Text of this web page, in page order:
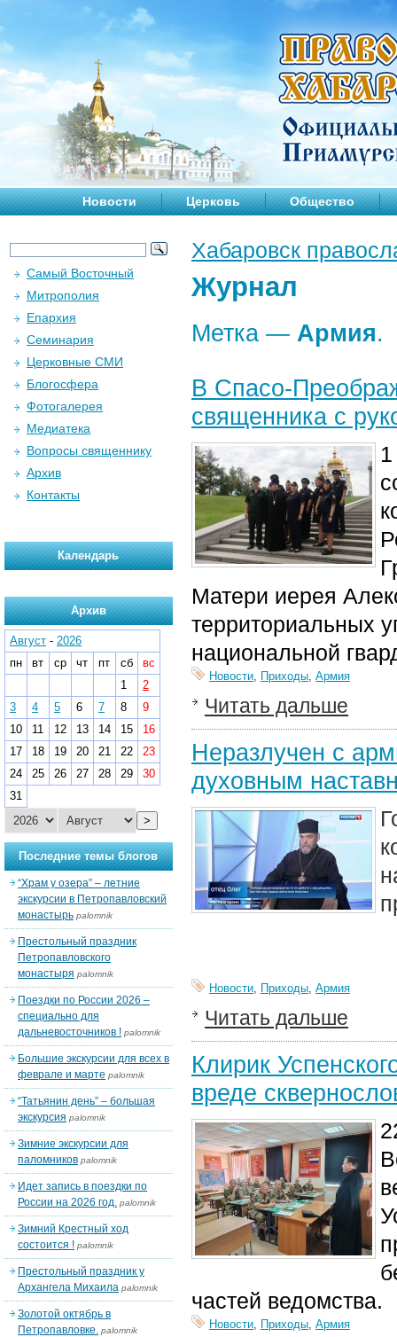
Новости Церковь Общество
Хабаровск
Журнал
Метка — Армия.
В Спасо-
священника с
Матери иерея
территориальных
национальной
Новости, Приходы, Армия
Читать дальше
Неразлучен с
духовным
Новости, Приходы, Армия
Читать дальше
Клирик
вреде
частей ведомства.
Новости, Приходы, Армия
Самый Восточный
Митрополия
Епархия
Семинария
Церковные СМИ
Блогосфера
Фотогалерея
Медиатека
Вопросы священнику
Архив
Контакты
Календарь
Архив
Август - 2026
пн
вт ср чт пт сб
вс
1
2
3
4 5 6 7 8
9
10
11 12 13 14 15
16
17
18 19 20 21 22
23
24
25 26 27 28 29
30
31
>
Последние темы блогов
“Храм у озера” – летние
экскурсии в Петропавловский
монастырь palomnik
Престольный праздник
Петропавловского
монастыря palomnik
Поездки по России 2026 –
специально для
дальневосточников ! palomnik
Большие экскурсии для всех в
феврале и марте palomnik
“Татьянин день” – большая
экскурсия palomnik
Зимние экскурсии для
паломников palomnik
Идет запись в поездки по
России на 2026 год. palomnik
Зимний Крестный ход
состоится ! palomnik
Престольный праздник у
Архангела Михаила palomnik
Золотой октябрь в
Петропавловке. palomnik